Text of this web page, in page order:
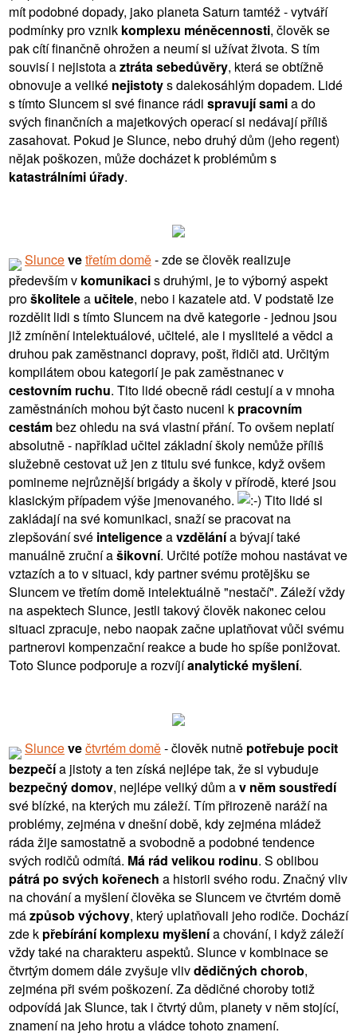
mít podobné dopady, jako planeta Saturn tamtéž - vytváří
podmínky pro vznik komplexu méněcennosti, člověk se
pak cítí finančně ohrožen a neumí si užívat života. S tím
souvisí i nejistota aztráta sebedůvěry, která se obtížně
obnovuje a veliké nejistotys dalekosáhlým dopadem. Lidé
s tímto Sluncem si své finance rádi spravují samia do
svých finančních a majetkových operací si nedávají příliš
zasahovat. Pokud je Slunce, nebo druhý dům (jeho regent)
nějak poškozen, může docházet k problémům s
katastrálními úřady.
Sluncevetřetím domě- zde se člověk realizuje
především v komunikacis druhými, je to výborný aspekt
proškolitelea učitele, nebo i kazatele atd. V podstatě lze
rozdělit lidi s tímto Sluncem na dvě kategorie - jednou jsou
již zmínění intelektuálové, učitelé, ale i myslitelé a vědci a
druhou pak zaměstnanci dopravy, pošt, řidiči atd. Určitým
kompilátem obou kategorií je pak zaměstnanec v
cestovním ruchu. Tito lidé obecně rádi cestují a v mnoha
zaměstnáních mohou být často nuceni k pracovním
cestámbez ohledu na svá vlastní přání. To ovšem neplatí
absolutně - například učitel základní školy nemůže příliš
služebně cestovat už jen z titulu své funkce, když ovšem
pomineme nejrůznější brigády a školy v přírodě, které jsou
klasickým případem výše jmenovaného.
Tito lidé si
zakládají na své komunikaci, snaží se pracovat na
zlepšování své inteligenceavzdělánía bývají také
manuálně zruční ašikovní. Určité potíže mohou nastávat ve
vztazích a to v situaci, kdy partner svému protějšku se
Sluncem ve třetím domě intelektuálně "nestačí". Záleží vždy
na aspektech Slunce, jestli takový člověk nakonec celou
situaci zpracuje, nebo naopak začne uplatňovat vůči svému
partnerovi kompenzační reakce a bude ho spíše ponižovat.
Toto Slunce podporuje a rozvíjíanalytické myšlení.
Sluncevečtvrtém domě- člověk nutně potřebuje pocit
bezpečía jistoty a ten získá nejlépe tak, že si vybuduje
bezpečný domov, nejlépe veliký dům av něm soustředí
své blízké, na kterých mu záleží. Tím přirozeně naráží na
problémy, zejména v dnešní době, kdy zejména mládež
ráda žije samostatně a svobodně a podobné tendence
svých rodičů odmítá. Má rád velikou rodinu. S oblibou
pátrá po svých kořenech a historii svého rodu. Značný vliv
na chování a myšlení člověka se Sluncem ve čtvrtém domě
mázpůsob výchovy, který uplatňovali jeho rodiče. Dochází
zde k přebírání komplexu myšlenía chování, i když záleží
vždy také na charakteru aspektů. Slunce v kombinace se
čtvrtým domem dále zvyšuje vlivdědičných chorob,
zejména při svém poškození. Za dědičné choroby totiž
odpovídá jak Slunce, tak i čtvrtý dům, planety v něm stojící,
znamení na jeho hrotu a vládce tohoto znamení.